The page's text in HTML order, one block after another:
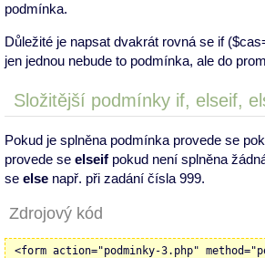
podmínka.
Důležité je napsat dvakrát rovná se if
jen jednou nebude to podmínka, ale do
Složitější podmínky if, elseif,
Pokud je splněna podmínka provede se
provede se elseif pokud není splněna
se else např. při zadání čísla 999.
Zdrojový kód
<form action="podminky-3.php"